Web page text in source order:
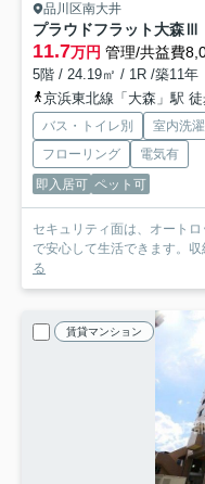
品川区南大井
11.7万円 管理/共益費
5階 / 24.19㎡ / 1R /築11年
京浜東北線「大森」駅
バス・トイレ別 室内洗
フローリング
電気有
即入居可 ペット可
セキュリティ面は、オート
で安心して生活できます。
る
賃貸マンション